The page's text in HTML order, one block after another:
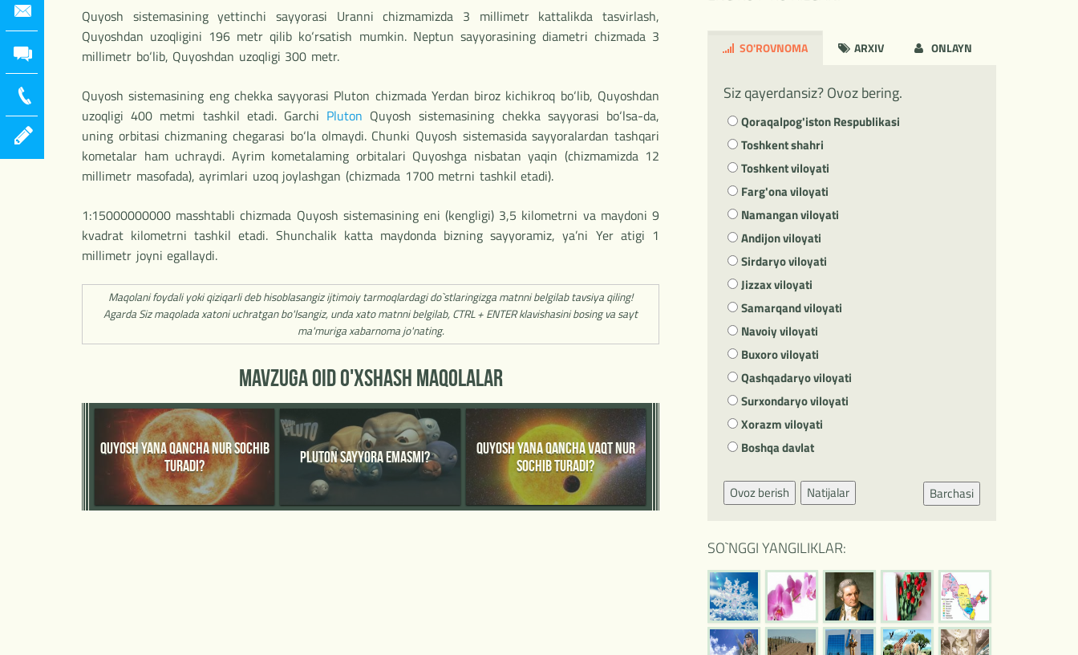
Quyosh sistemasining yettinchi sayyorasi Uranni chizmamizda 3 millimetr kattalikda tasvirlash,
Quyoshdan uzoqligini 196 metr qilib ko‘rsatish mumkin. Neptun sayyorasining diametri chizmada 3
millimetr bo‘lib, Quyoshdan uzoqligi 300 metr.
Quyosh sistemasining eng chekka sayyorasi Pluton chizma­da Yerdan biroz kichikroq bo‘lib, Quyoshdan
uzoqligi 400 metmi tashkil etadi. Garchi Pluton Quyosh sistemasining chekka sayyorasi bo‘lsa-da,
uning orbitasi chizmaning chegarasi bo‘la olmaydi. Chunki Quyosh sistemasida sayyoralardan tashqari
kometalar ham uchraydi. Ayrim kometalaming orbitalari Quyoshga nisbatan yaqin (chizmamizda 12
millimetr masofada), ayrimlari uzoq joylashgan (chizmada 1700 metrni tashkil etadi).
1:15000000000 masshtabli chizmada Quyosh sistemasining eni (kengligi) 3,5 kilometrni va maydoni 9
kvadrat kilometrni tashkil etadi. Shunchalik katta maydonda bizning sayyoramiz, ya’ni Yer atigi 1
millimetr joyni egallaydi.
Maqolani foydali yoki qiziqarli deb hisoblasangiz ijtimoiy tarmoqlardagi do`stlaringizga matnni belgilab tavsiya qiling!
Agarda Siz maqolada xatoni uchratgan bo'lsangiz, unda xato matnni belgilab, CTRL + ENTER klavishasini bosing va sayt
ma'muriga xabarnoma jo'nating.
MAVZUGA OID O'XSHASH MAQOLALAR
QUYOSH YANA QANCHA NUR SOCHIB
TURADI?
PLUTON SAYYORA EMASMI?
QUYOSH YANA QANCHA VAQT NUR
SOCHIB TURADI?
SO'ROVNOMA ARXIV ONLAYN
Siz qayerdansiz? Ovoz bering.
Qoraqalpog'iston Respublikasi
Toshkent shahri
Toshkent viloyati
Farg'ona viloyati
Namangan viloyati
Andijon viloyati
Sirdaryo viloyati
Jizzax viloyati
Samarqand viloyati
Navoiy viloyati
Buxoro viloyati
Qashqadaryo viloyati
Surxondaryo viloyati
Xorazm viloyati
Boshqa davlat
Ovoz berish Natijalar Barchasi
SO`NGGI YANGILIKLAR: